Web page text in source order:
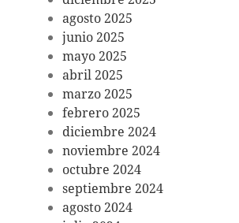
agosto 2025
junio 2025
mayo 2025
abril 2025
marzo 2025
febrero 2025
diciembre 2024
noviembre 2024
octubre 2024
septiembre 2024
agosto 2024